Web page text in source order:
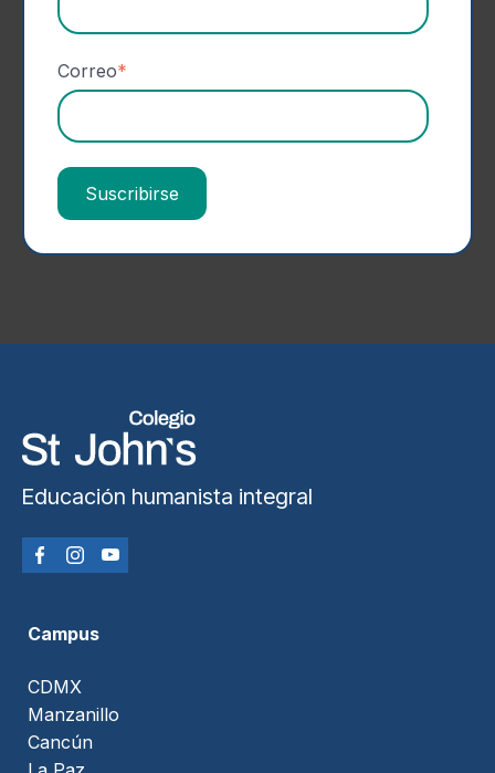
Correo*
Educación humanista integral
Campus
CDMX
Manzanillo
Cancún